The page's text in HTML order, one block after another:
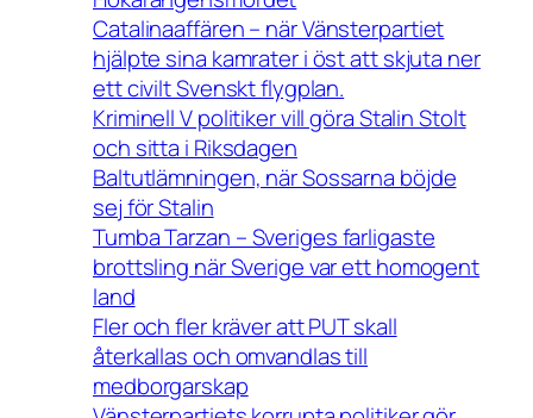
Catalinaaffären – när Vänsterpartiet
hjälpte sina kamrater i öst att skjuta ner
ett civilt Svenskt flygplan.
Kriminell V politiker vill göra Stalin Stolt
och sitta i Riksdagen
Baltutlämningen, när Sossarna böjde
sej för Stalin
Tumba Tarzan – Sveriges farligaste
brottsling när Sverige var ett homogent
land
Fler och fler kräver att PUT skall
återkallas och omvandlas till
medborgarskap